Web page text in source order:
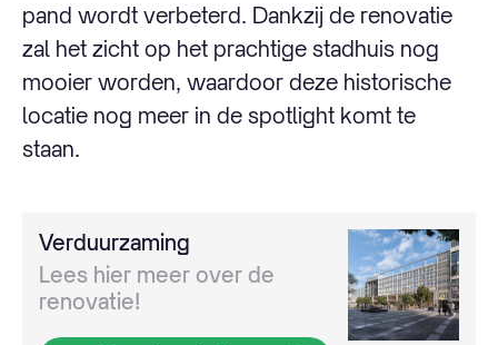
pand wordt verbeterd. Dankzij de renovatie
zal het zicht op het prachtige stadhuis nog
mooier worden, waardoor deze historische
locatie nog meer in de spotlight komt te
staan.
Verduurzaming
Lees hier meer over de
renovatie!